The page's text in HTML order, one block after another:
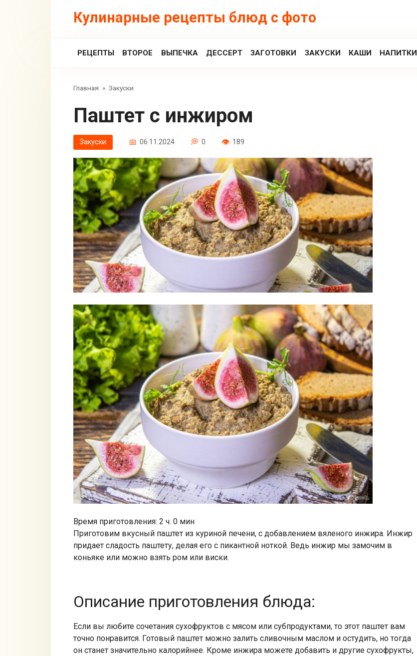
Кулинарные рецепты блюд с фото
РЕЦЕПТЫ ВТОРОЕ ВЫПЕЧКА ДЕССЕРТ ЗАГОТОВКИ ЗАКУСКИ КАШИ НАПИТКИ
Главная » Закуски
Паштет с инжиром
Закуски 06.11.2024 0 189
Время приготовления: 2 ч. 0 мин
Приготовим вкусный паштет из куриной печени, с добавлением вяленого инжира. Инжир
придает сладость паштету, делая его с пикантной ноткой. Ведь инжир мы замочим в
коньяке или можно взять ром или виски.
Описание приготовления блюда:
Если вы любите сочетания сухофруктов с мясом или субпродуктами, то этот паштет вам
точно понравится. Готовый паштет можно залить сливочным маслом и остудить, но тогда
он станет значительно калорийнее. Кроме инжира можете добавить и другие сухофрукты,